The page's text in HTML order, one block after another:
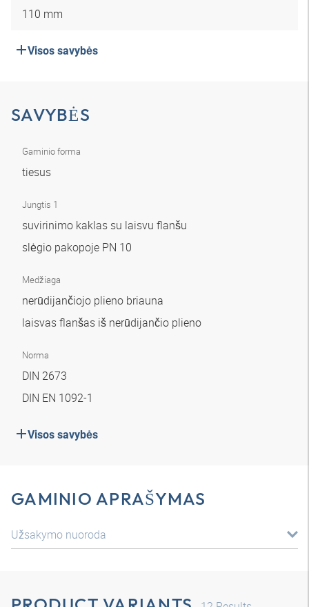
110 mm
Visos savybės
SAVYBĖS
Gaminio forma
tiesus
Jungtis 1
suvirinimo kaklas su laisvu flanšu
slėgio pakopoje PN 10
Medžiaga
nerūdijančiojo plieno briauna
laisvas flanšas iš nerūdijančio plieno
Norma
DIN 2673
DIN EN 1092-1
Visos savybės
GAMINIO APRAŠYMAS
Užsakymo nuoroda